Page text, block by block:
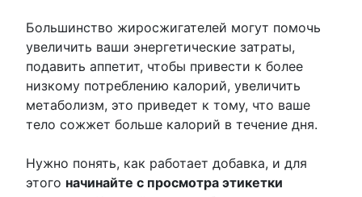
Большинство жиросжигателей могут помочь
увеличить ваши энергетические затраты,
подавить аппетит, чтобы привести к более
низкому потреблению калорий, увеличить
метаболизм, это приведет к тому, что ваше
тело сожжет больше калорий в течение дня.
Нужно понять, как работает добавка, и для
этого начинайте с просмотра этикетки